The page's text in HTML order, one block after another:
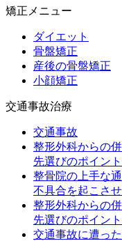
矯正メニュー
ダイエット
骨盤矯正
産後の骨盤矯正
小顔矯正
交通事故治療
交通事故
整形外科からの
先選びのポイン
整骨院の上手な
不具合を起こさ
整形外科からの
先選びのポイン
交通事故に遭っ